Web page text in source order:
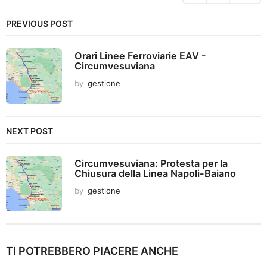
n
t
i
o
n
PREVIOUS POST
Orari Linee Ferroviarie EAV -
Circumvesuviana
by gestione
NEXT POST
Circumvesuviana: Protesta per la
Chiusura della Linea Napoli-Baiano
by gestione
TI POTREBBERO PIACERE ANCHE